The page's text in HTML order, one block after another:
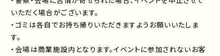
いただく場合がございます。
・ゴミは各自でお持ち帰りいただきますようお願いいたしま
す。
・会場は商業施設内となります。イベントに参加されないお客